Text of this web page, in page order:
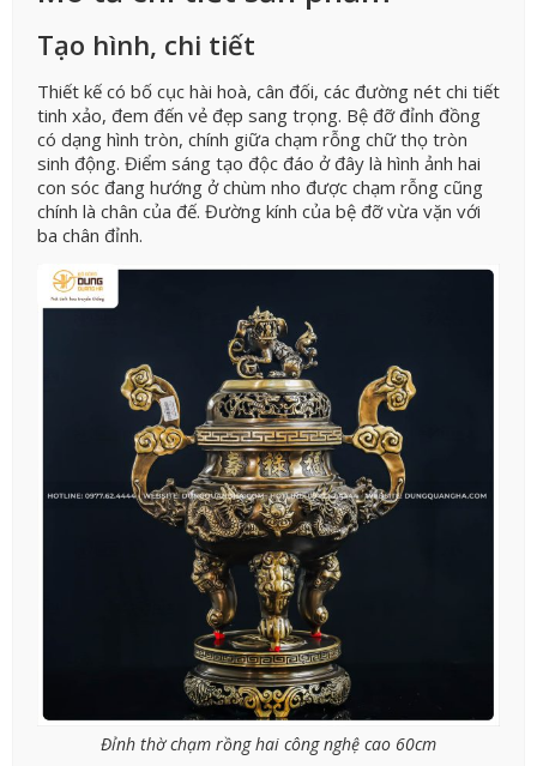
Tạo hình, chi tiết
Thiết kế có bố cục hài hoà, cân đối, các đường nét chi tiết
tinh xảo, đem đến vẻ đẹp sang trọng. Bệ đỡ đỉnh đồng
có dạng hình tròn, chính giữa chạm rỗng chữ thọ tròn
sinh động. Điểm sáng tạo độc đáo ở đây là hình ảnh hai
con sóc đang hướng ở chùm nho được chạm rỗng cũng
chính là chân của đế. Đường kính của bệ đỡ vừa vặn với
ba chân đỉnh.
Đỉnh thờ chạm rồng hai công nghệ cao 60cm